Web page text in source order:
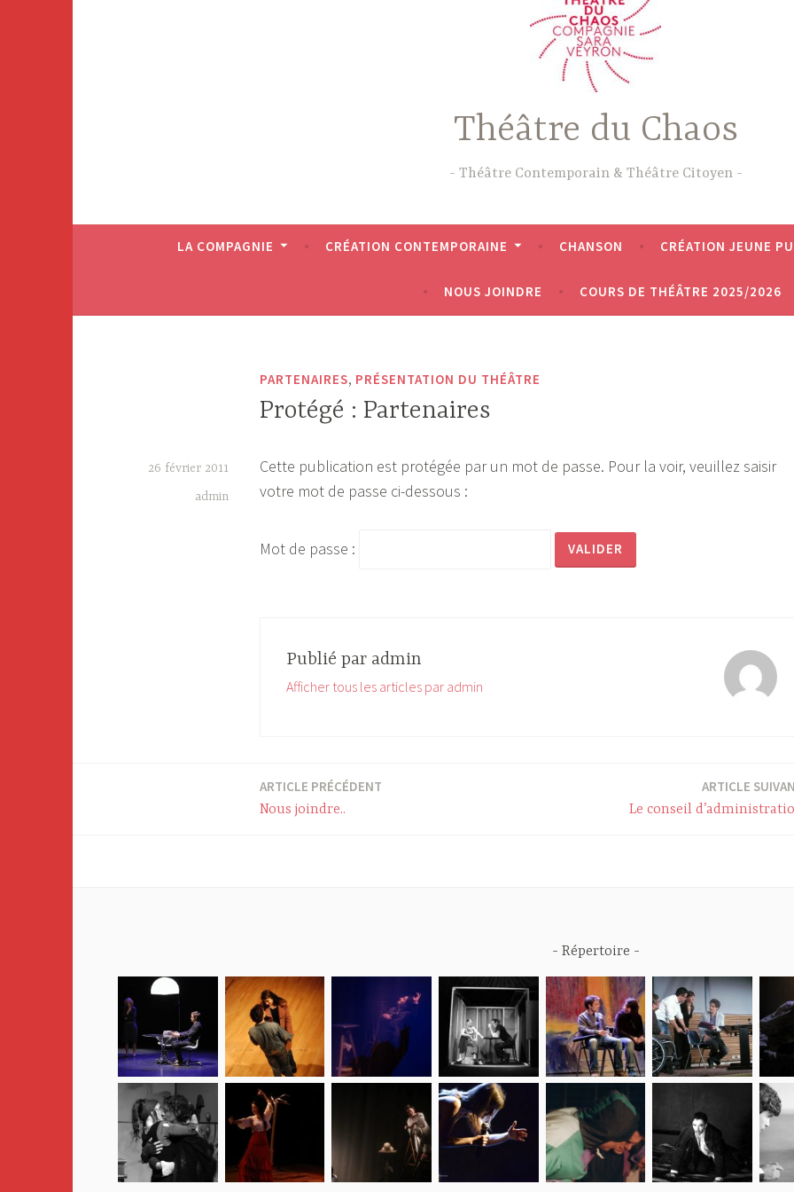
Théâtre du Chaos
Théâtre Contemporain & Théâtre Citoyen
LA COMPAGNIE CRÉATION CONTEMPORAINE CHANSON CRÉATION JEUNE
NOUS JOINDRE COURS DE THÉÂTRE 2025/2026
PARTENAIRES, PRÉSENTATION DU THÉÂTRE
Protégé : Partenaires
26 février 2011
admin
Cette publication est protégée par un mot de passe. Pour la voir, veuillez saisir
votre mot de passe ci-dessous :
Mot de passe :
Publié par admin
Afficher tous les articles par admin
ARTICLE PRÉCÉDENT
Nous joindre..
ARTICLE
Le conseil
Répertoire